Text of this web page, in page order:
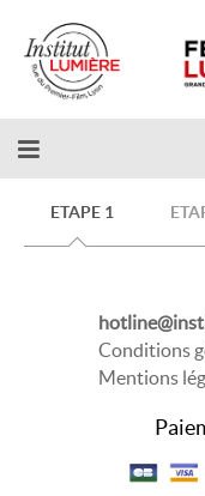
RetourETAPE 1
Conditions
Mentions